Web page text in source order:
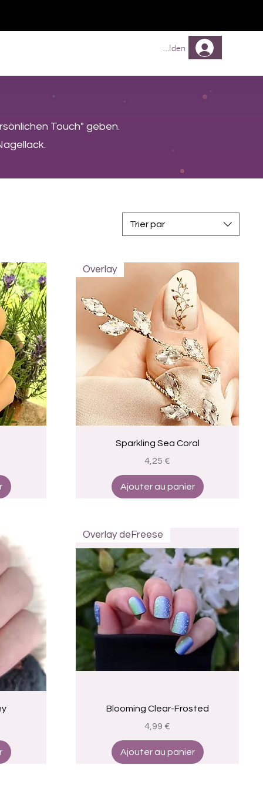
Anmelden
Touch" geben.
Trier par
Aperçu rapide
Overlay
Sparkling Sea Coral
Prix
4,25 €
Ajouter au panier
Aperçu rapide
Overlay deFreese
Blooming Clear-Frosted
Prix
4,99 €
Ajouter au panier